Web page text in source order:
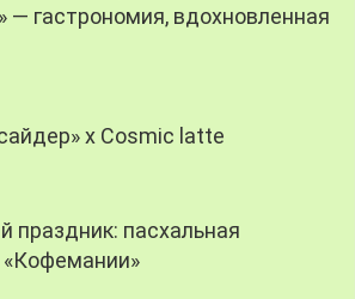
— гастрономия, вдохновленная
х Cosmic latte
праздник: пасхальная
«Кофемании»